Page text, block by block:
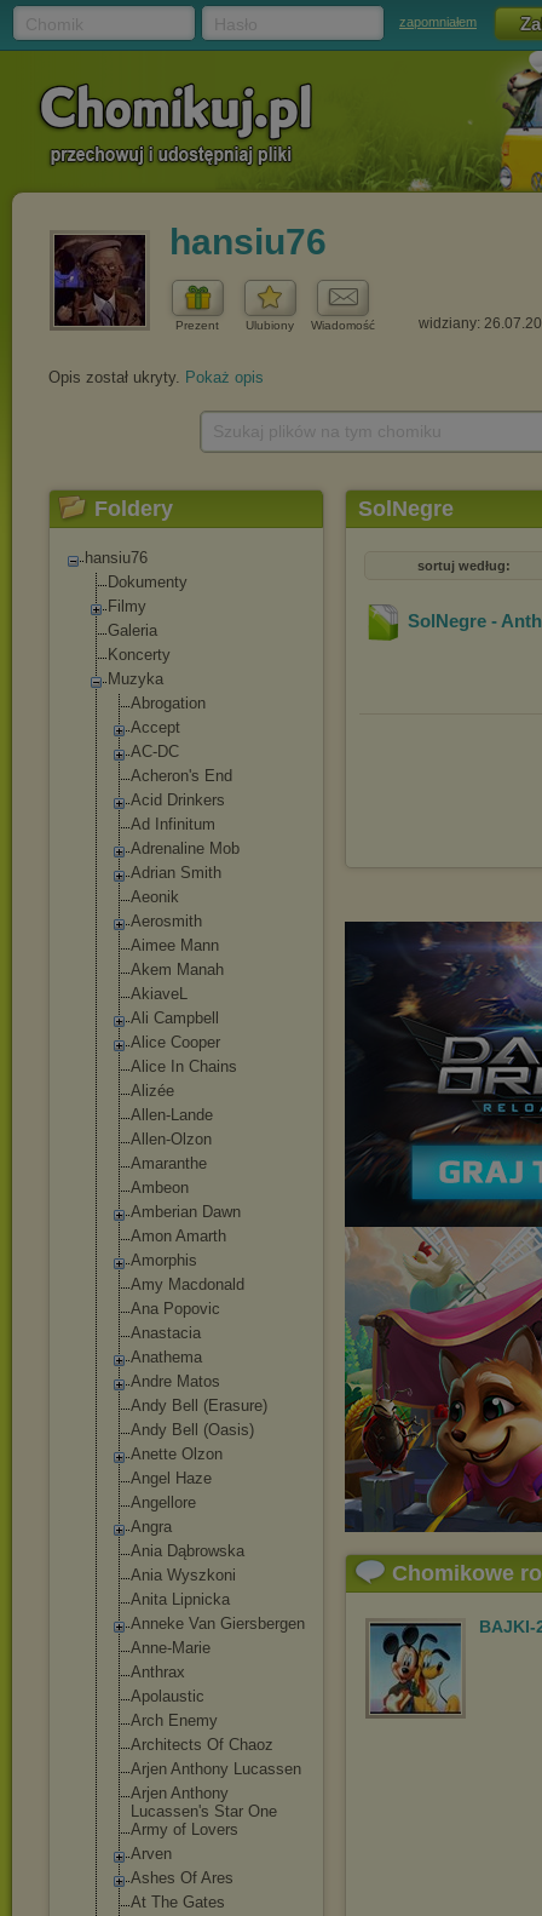
zapomniałem
hansiu76
Prezent Ulubiony Wiadomość widziany:
Opis został ukryty. Pokaż opis
Foldery
hansiu76
Dokumenty
Filmy
Galeria
Koncerty
Muzyka
Abrogation
Accept
AC-DC
Acheron's End
Acid Drinkers
Ad Infinitum
Adrenaline Mob
Adrian Smith
Aeonik
Aerosmith
Aimee Mann
Akem Manah
AkiaveL
Ali Campbell
Alice Cooper
Alice In Chains
Alizée
Allen-Lande
Allen-Olzon
Amaranthe
Ambeon
Amberian Dawn
Amon Amarth
Amorphis
Amy Macdonald
Ana Popovic
Anastacia
Anathema
Andre Matos
Andy Bell (Erasure)
Andy Bell (Oasis)
Anette Olzon
Angel Haze
Angellore
Angra
Ania Dąbrowska
Ania Wyszkoni
Anita Lipnicka
Anneke Van Giersbergen
Anne-Marie
Anthrax
Apolaustic
Arch Enemy
Architects Of Chaoz
Arjen Anthony Lucassen
Arjen Anthony
Lucassen's Star One
Army of Lovers
Arven
Ashes Of Ares
At The Gates
SolNegre
sortuj według:
SolNegre -
Chomikowe
BAJKI-